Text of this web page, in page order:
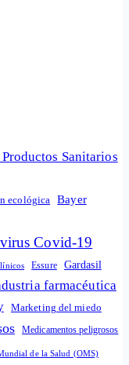
Sanitarios
ecológica Bayer
Covid-19
Essure Gardasil
farmacéutica
Marketing del miedo
Medicamentos peligrosos
de la Salud (OMS)